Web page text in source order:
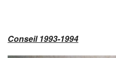
Conseil 1993-1994